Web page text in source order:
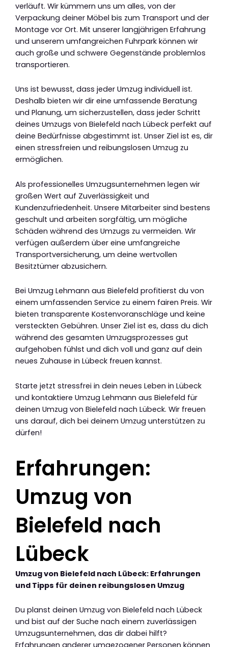
verläuft. Wir kümmern uns um alles, von der
Verpackung deiner Möbel bis zum Transport und der
Montage vor Ort. Mit unserer langjährigen Erfahrung
und unserem umfangreichen Fuhrpark können wir
auch große und schwere Gegenstände problemlos
transportieren.
Uns ist bewusst, dass jeder Umzug individuell ist.
Deshalb bieten wir dir eine umfassende Beratung
und Planung, um sicherzustellen, dass jeder Schritt
deines Umzugs von Bielefeld nach Lübeck perfekt auf
deine Bedürfnisse abgestimmt ist. Unser Ziel ist es, dir
einen stressfreien und reibungslosen Umzug zu
ermöglichen.
Als professionelles Umzugsunternehmen legen wir
großen Wert auf Zuverlässigkeit und
Kundenzufriedenheit. Unsere Mitarbeiter sind bestens
geschult und arbeiten sorgfältig, um mögliche
Schäden während des Umzugs zu vermeiden. Wir
verfügen außerdem über eine umfangreiche
Transportversicherung, um deine wertvollen
Besitztümer abzusichern.
Bei Umzug Lehmann aus Bielefeld profitierst du von
einem umfassenden Service zu einem fairen Preis. Wir
bieten transparente Kostenvoranschläge und keine
versteckten Gebühren. Unser Ziel ist es, dass du dich
während des gesamten Umzugsprozesses gut
aufgehoben fühlst und dich voll und ganz auf dein
neues Zuhause in Lübeck freuen kannst.
Starte jetzt stressfrei in dein neues Leben in Lübeck
und kontaktiere Umzug Lehmann aus Bielefeld für
deinen Umzug von Bielefeld nach Lübeck. Wir freuen
uns darauf, dich bei deinem Umzug unterstützen zu
dürfen!
Erfahrungen:
Umzug von
Bielefeld nach
Lübeck
Umzug von Bielefeld nach Lübeck: Erfahrungen
und Tipps für deinen reibungslosen Umzug
Du planst deinen Umzug von Bielefeld nach Lübeck
und bist auf der Suche nach einem zuverlässigen
Umzugsunternehmen, das dir dabei hilft?